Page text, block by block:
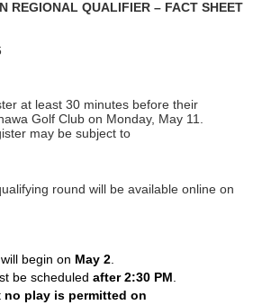
REGIONAL QUALIFIER – FACT SHEET
at least 30 minutes before their
Golf Club on Monday, May 11.
may be subject to
round will be available online on
begin on May 2
be scheduled after 2:30 PM
no play is permitted on